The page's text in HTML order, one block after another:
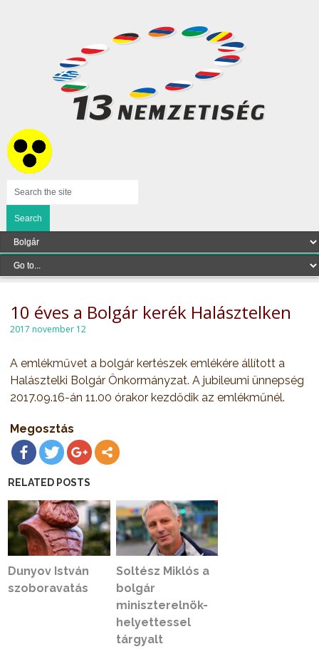
10 éves a Bolgár kerék Halásztelken
2017 november 12
A emlékművet a bolgár kertészek emlékére állított a
Halásztelki Bolgár Önkormányzat. A jubileumi ünnepség
2017.09.16-án 11.00 órakor kezdődik az emlékműnél.
Megosztás
RELATED POSTS
Dunyov István
szoboravatás
Soltész Miklós a
bolgár
miniszterelnök-
helyettessel
tárgyalt